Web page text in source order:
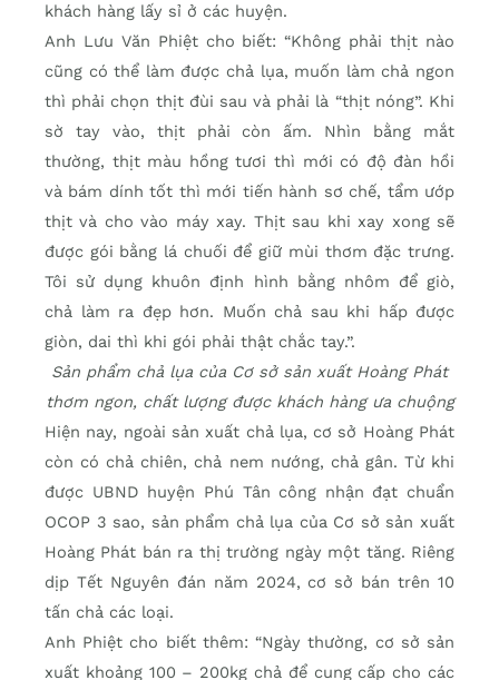
khách hàng lấy sỉ ở các huyện.
Anh Lưu Văn Phiệt cho biết: “Không phải thịt nào
cũng có thể làm được chả lụa, muốn làm chả ngon
thì phải chọn thịt đùi sau và phải là “thịt nóng”. Khi
sờ tay vào, thịt phải còn ấm. Nhìn bằng mắt
thường, thịt màu hồng tươi thì mới có độ đàn hồi
và bám dính tốt thì mới tiến hành sơ chế, tẩm ướp
thịt và cho vào máy xay. Thịt sau khi xay xong sẽ
được gói bằng lá chuối để giữ mùi thơm đặc trưng.
Tôi sử dụng khuôn định hình bằng nhôm để giò,
chả làm ra đẹp hơn. Muốn chả sau khi hấp được
giòn, dai thì khi gói phải thật chắc tay.”.
Sản phẩm chả lụa của Cơ sở sản xuất Hoàng Phát
thơm ngon, chất lượng được khách hàng ưa chuộng
Hiện nay, ngoài sản xuất chả lụa, cơ sở Hoàng Phát
còn có chả chiên, chả nem nướng, chả gân. Từ khi
được UBND huyện Phú Tân công nhận đạt chuẩn
OCOP 3 sao, sản phẩm chả lụa của Cơ sở sản xuất
Hoàng Phát bán ra thị trường ngày một tăng. Riêng
dịp Tết Nguyên đán năm 2024, cơ sở bán trên 10
tấn chả các loại.
Anh Phiệt cho biết thêm: “Ngày thường, cơ sở sản
xuất khoảng 100 – 200kg chả để cung cấp cho các